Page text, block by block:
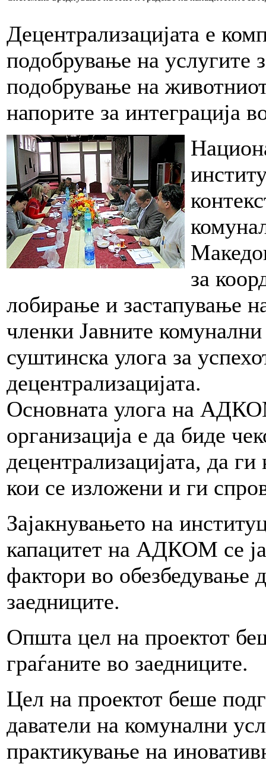
Децентрализацијата е
подобрување на услугите
подобрување на
напорите за интеграција
за
лобирање и застапување
членки Јавните
суштинска улога за
децентрализацијата.
Основната улога на
организација е да биде
децентрализацијата, да
кои се изложени и ги
Зајакнувањето на
капацитет на АДКОМ се
фактори во обезбедување
заедниците.
Општа цел на проектот
граѓаните во заедниците.
Цел на проектот беше
даватели на комунални
практикување на